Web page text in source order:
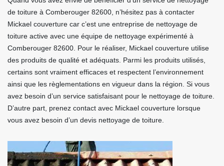
de toiture à Comberouger 82600, n’hésitez pas à contacter
Mickael couverture car c’est une entreprise de nettoyage de
toiture active avec une équipe de nettoyage expérimenté à
Comberouger 82600. Pour le réaliser, Mickael couverture utilise
des produits de qualité et adéquats. Parmi les produits utilisés,
certains sont vraiment efficaces et respectent l’environnement
ainsi que les règlementations en vigueur dans la région. Si vous
avez besoin d’un service satisfaisant pour le nettoyage de toiture.
D’autre part, prenez contact avec Mickael couverture lorsque
vous avez besoin d’un devis nettoyage de toiture.